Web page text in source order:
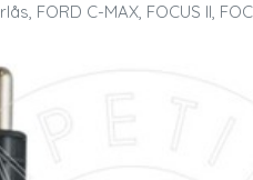
FORD C-MAX, FOCUS II,